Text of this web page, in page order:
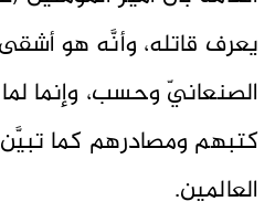
يعرف قاتله، وأنَّه هو أشقى
الصنعانيّ وحسب، وإنما
كتبهم ومصادرهم كما
العالمين.